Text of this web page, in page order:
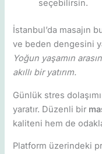
seçebilirsin.
İstanbul’da masajın
ve beden dengesini
Yoğun yaşamın
akıllı bir yatırım.
Günlük stres
yaratır. Düzenli bir
kaliteni hem de
Platform üzerindeki